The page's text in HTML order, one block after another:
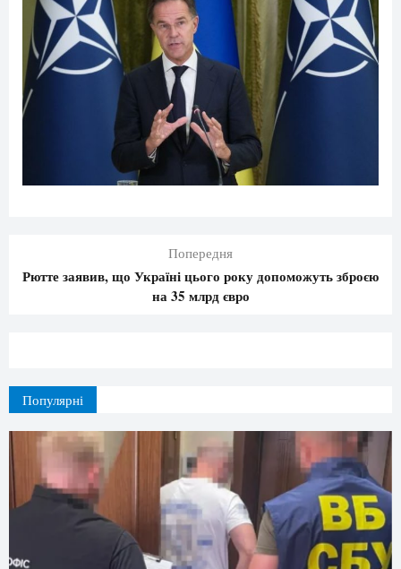
Попередня
Рютте заявив, що Україні цього року допоможуть зброєю
на 35 млрд євро
Популярні